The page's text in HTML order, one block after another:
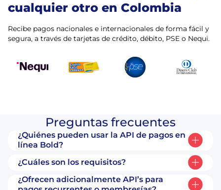
cualquier otro en Colombia
Recibe pagos nacionales e internacionales de forma fácil y
segura, a través de tarjetas de crédito, débito, PSE o Nequi.
Preguntas frecuentes
¿Quiénes pueden usar la API de pagos en
línea Bold?
¿Cuáles son los requisitos?
¿Ofrecen adicionalmente API’s para